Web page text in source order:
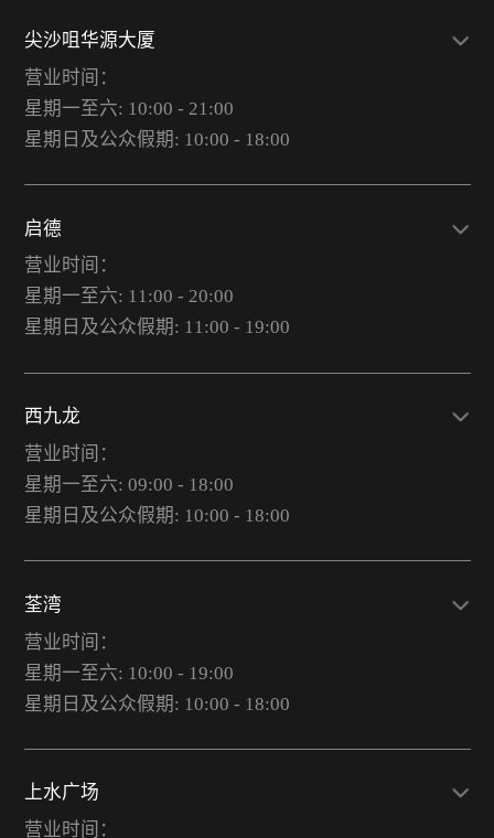
尖沙咀华源大厦
营业时间：
星期一至六: 10:00 - 21:00
星期日及公众假期: 10:00 - 18:00
启德
营业时间：
星期一至六: 11:00 - 20:00
星期日及公众假期: 11:00 - 19:00
西九龙
营业时间：
星期一至六: 09:00 - 18:00
星期日及公众假期: 10:00 - 18:00
荃湾
营业时间：
星期一至六: 10:00 - 19:00
星期日及公众假期: 10:00 - 18:00
上水广场
营业时间：